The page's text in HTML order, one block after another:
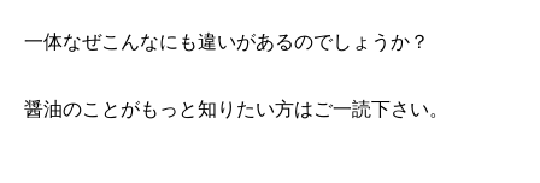
一体なぜこんなにも違いがあるのでしょうか？
醤油のことがもっと知りたい方はご一読下さい。